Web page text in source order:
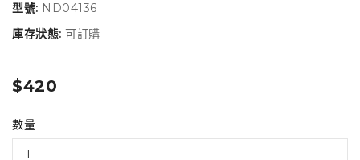
型號: ND04136
庫存狀態: 可訂購
$420
數量